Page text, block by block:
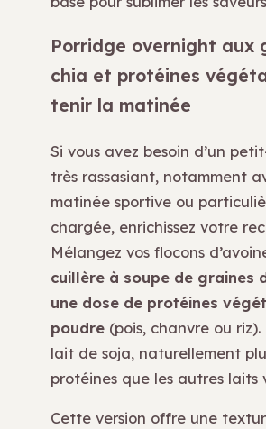
Porridge overnight aux
chia et protéines
tenir la matinée
Si vous avez besoin d’un
très rassasiant, notamment
matinée sportive ou
chargée, enrichissez votre
Mélangez vos flocons
cuillère à soupe de graines
une dose de protéines
poudre (pois, chanvre ou riz).
lait de soja, naturellement
protéines que les autres laits
Cette version offre une